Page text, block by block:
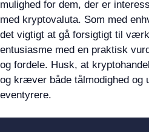
mulighed for dem, der er
med kryptovaluta. Som med
det vigtigt at gå forsigtigt til
entusiasme med en praktisk
og fordele. Husk, at
og kræver både tålmodighed og
eventyrere.